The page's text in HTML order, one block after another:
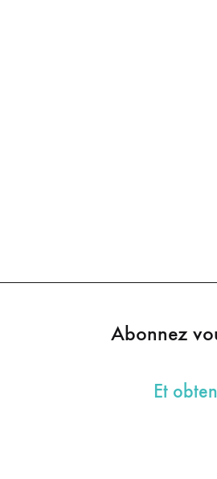
Abonnez
Et